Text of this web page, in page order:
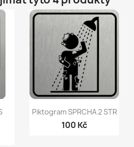
Rychlý náhled
Piktogram SPRCHA 2 STR
100 Kč